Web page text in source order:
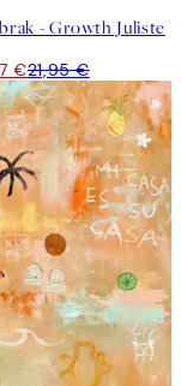
- Growth Juliste
€21,95 €